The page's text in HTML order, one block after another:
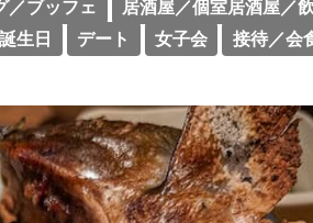
／ブッフェ
居酒屋／個室居酒屋／
生日
デート 女子会 接待／会